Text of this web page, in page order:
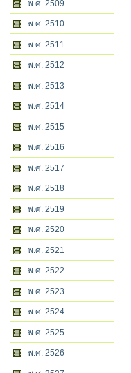
พ.ศ. 2509
พ.ศ. 2510
พ.ศ. 2511
พ.ศ. 2512
พ.ศ. 2513
พ.ศ. 2514
พ.ศ. 2515
พ.ศ. 2516
พ.ศ. 2517
พ.ศ. 2518
พ.ศ. 2519
พ.ศ. 2520
พ.ศ. 2521
พ.ศ. 2522
พ.ศ. 2523
พ.ศ. 2524
พ.ศ. 2525
พ.ศ. 2526